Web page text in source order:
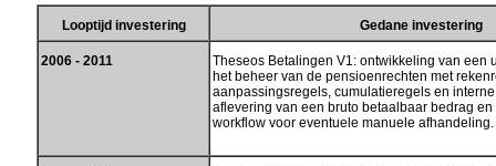
Looptijd investering Gedane investering
2006 - 2011
Theseos Betalingen V1: ontwikkeling van een
het beheer van de pensioenrechten met
aanpassingsregels, cumulatieregels en
aflevering van een bruto betaalbaar bedrag
workflow voor eventuele manuele afhandeling.